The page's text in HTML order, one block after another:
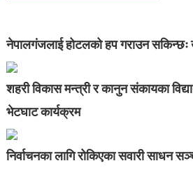
नेपालगंजलाई होटलको हप गराउन सकिन्छः
शहरी विकास मन्त्री र कानुन संकायका
भेटघाट कार्यक्रम
निर्वाचनका लागि रोकिएका सवारी साधन